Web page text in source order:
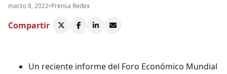
marzo 8, 2022•Prensa Redex
Compartir
Un reciente informe del Foro Económico Mundial